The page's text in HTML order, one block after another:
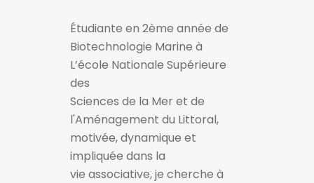
Étudiante en 2ème année de
Biotechnologie Marine à
L’école Nationale Supérieure
des
Sciences de la Mer et de
l'Aménagement du Littoral,
motivée, dynamique et
impliquée dans la
vie associative, je cherche à